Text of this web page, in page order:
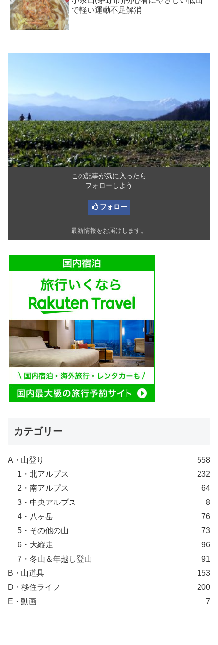
で軽い運動不足解消
この記事が気に入ったら
フォローしよう
フォロー
最新情報をお届けします。
カテゴリー
A・山登り
558
1・北アルプス
232
2・南アルプス
64
3・中央アルプス
8
4・八ヶ岳
76
5・その他の山
73
6・大縦走
96
7・冬山＆年越し登山
91
B・山道具
153
D・移住ライフ
200
E・動画
7